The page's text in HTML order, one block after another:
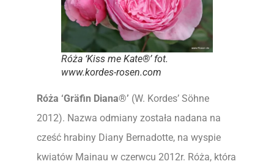
Róża ‘Kiss me Kate®’ fot.
www.kordes-rosen.com
Róża ‘Gräfin Diana®’ (W. Kordes’ Söhne
2012). Nazwa odmiany została nadana na
cześć hrabiny Diany Bernadotte, na wyspie
kwiatów Mainau w czerwcu 2012r. Róża, która